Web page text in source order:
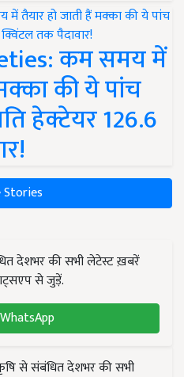
कम समय में
की ये पांच
हेक्टेयर 126.6
देशभर की सभी लेटेस्ट ख़बरें
से जुड़ें.
से संबंधित देशभर की सभी